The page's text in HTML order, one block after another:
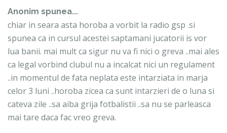
Anonim spunea...
chiar in seara asta horoba a vorbit la radio gsp .si
spunea ca in cursul acestei saptamani jucatorii is vor
lua banii. mai mult ca sigur nu va fi nici o greva ..mai ales
ca legal vorbind clubul nu a incalcat nici un regulament
..in momentul de fata neplata este intarziata in marja
celor 3 luni ..horoba zicea ca sunt intarzieri de o luna si
cateva zile ..sa aiba grija fotbalistii ..sa nu se parleasca
mai tare daca fac vreo greva.